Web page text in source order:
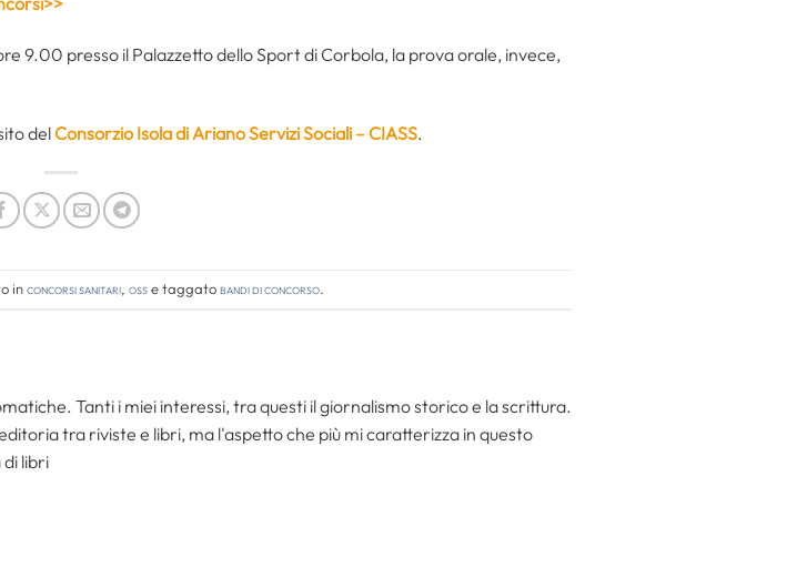
9.00 presso il Palazzetto dello Sport di Corbola, la prova orale, invece,
delConsorzio Isola di Ariano Servizi Sociali – CIASS.
inConcorsi Sanitari, OSSe taggatobandi di concorso.
Tanti i miei interessi, tra questi il giornalismo storico e la scrittura.
tra riviste e libri, ma l'aspetto che più mi caratterizza in questo
libri